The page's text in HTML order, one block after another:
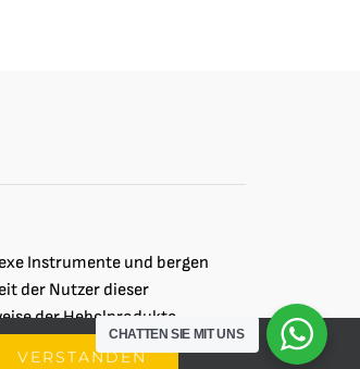
Instrumente und bergen
der Nutzer dieser
der Hebelprodukte
CHATTEN SIE MIT UNS
VERSTANDEN